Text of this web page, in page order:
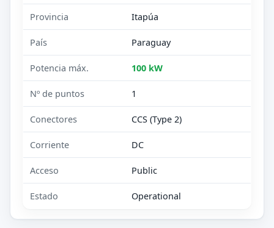
Provincia Itapúa
País Paraguay
Potencia máx. 100 kW
Nº de puntos 1
Conectores CCS (Type 2)
Corriente DC
Acceso Public
Estado Operational